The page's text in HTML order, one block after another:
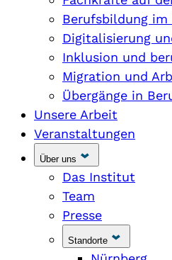
Berufsbildung im
Digitalisierung
Inklusion und
Migration und
Übergänge in
Unsere Arbeit
Veranstaltungen
Über uns
Das Institut
Team
Presse
Standorte